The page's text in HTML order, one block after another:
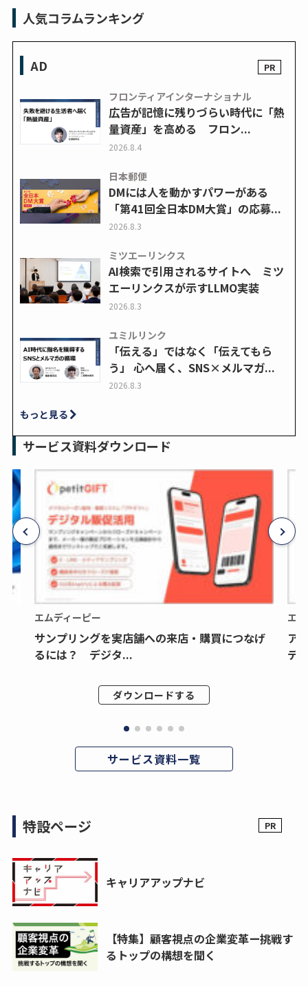
人気コラムランキング
AD
フロンティアインターナショナル
広告が記憶に残りづらい時代に「熱
量資産」を高める フロン...
2026.8.4
日本郵便
DMには人を動かすパワーがある
「第41回全日本DM大賞」の応募...
2026.8.3
ミツエーリンクス
AI検索で引用されるサイトへ ミツ
エーリンクスが示すLLMO実装
2026.8.3
ユミルリンク
「伝える」ではなく「伝えてもら
う」 心へ届く、SNS×メルマガ...
2026.8.3
もっと見る
サービス資料ダウンロード
エムディーピー
サンプリングを実店舗への来店・購買につなげ
るには？ デジタ...
ダウンロードする
エ
ア
デ
サービス資料一覧
特設ページ
キャリアアップナビ
【特集】顧客視点の企業変革ー挑戦す
るトップの構想を聞く